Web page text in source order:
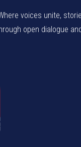
voices unite,
open dialogue